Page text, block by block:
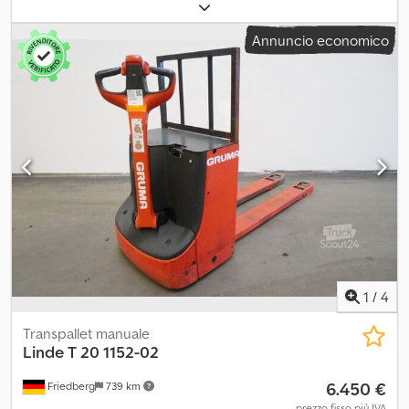
600 mm
250 Ah, tensione della batteria:24 V, larghezza del telaio
portaforcelle:
, lunghezza delle forche:1.150 mm, peso a
vuoto:515 kg , lunghezza totale:1.750 mm
mm, carburante: elettricità, - Aquamatic a batteria Dwodpfx
Amew Uu N Ij Asa - Spina veicolo REMA 80A - Cambio batteria
verticale - Forche 560 - 1150 mm - SafetySpeed - Marcia lenta -
Strumento combinato - LSP 0.6
Annuncio economico
1 / 4
Friedberg 739 km
Transpallet manuale
LindeT 20 1152-02
6.450 €